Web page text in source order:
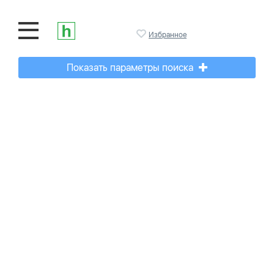
Избранное
Показать параметры поиска